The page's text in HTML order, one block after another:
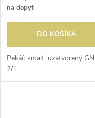
na dopyt
DO KOŠÍKA
Pekáč smalt. uzatvorený GN
2/1.